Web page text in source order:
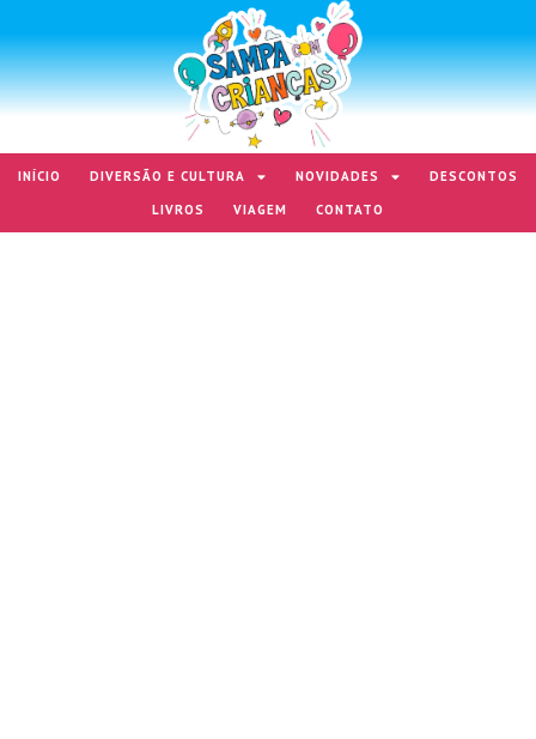
INÍCIO DIVERSÃO E CULTURA NOVIDADES
DESCONTOS
LIVROS
VIAGEM CONTATO